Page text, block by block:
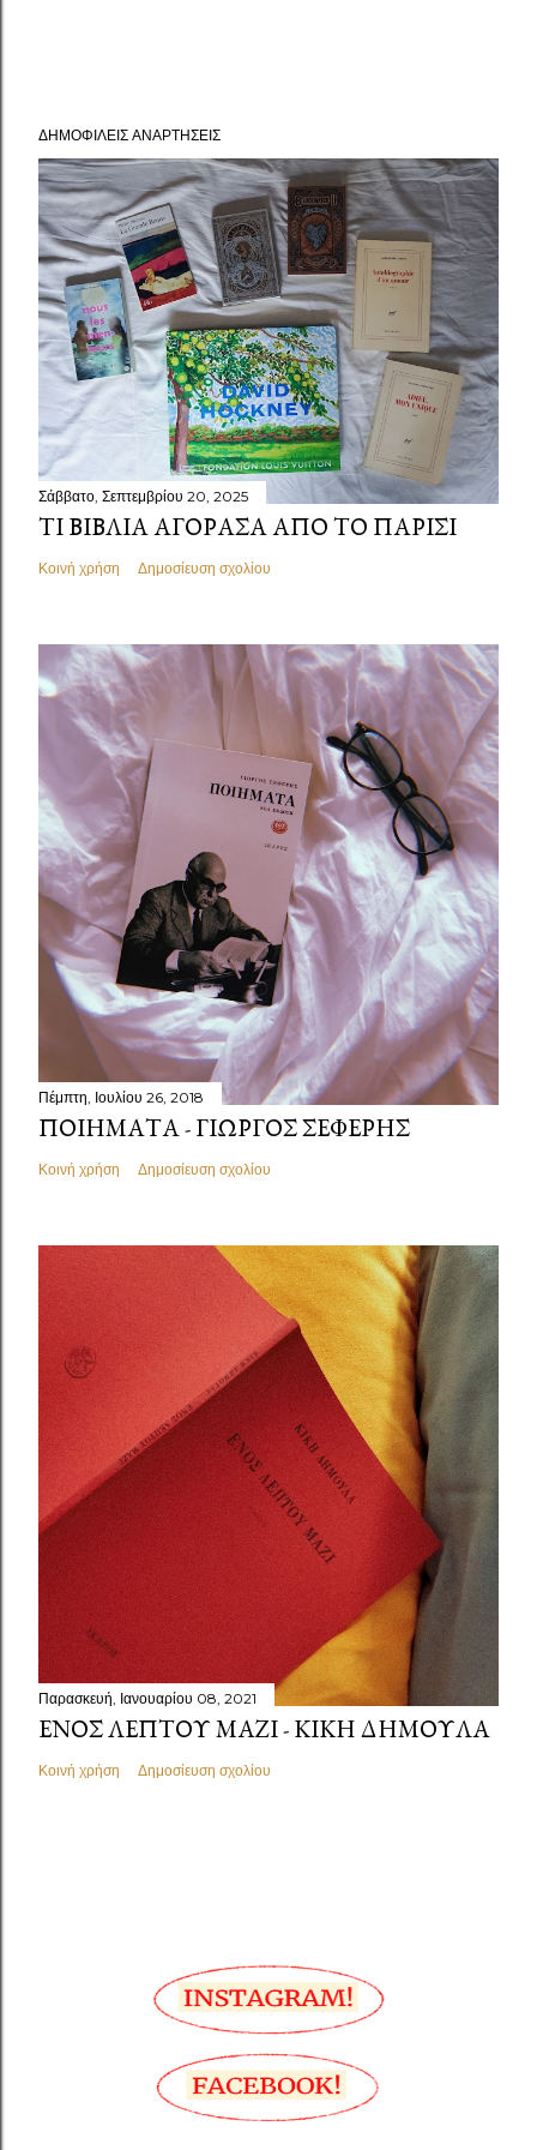
ΔΗΜΟΦΙΛΕΊΣ ΑΝΑΡΤΉΣΕΙΣ
Σάββατο, Σεπτεμβρίου 20, 2025
ΤΙ ΒΙΒΛΊΑ ΑΓΌΡΑΣΑ ΑΠΌ ΤΟ ΠΑΡΊΣΙ
Κοινή χρήση Δημοσίευση σχολίου
Πέμπτη, Ιουλίου 26, 2018
ΠΟΙΉΜΑΤΑ - ΓΙΏΡΓΟΣ ΣΕΦΈΡΗΣ
Κοινή χρήση Δημοσίευση σχολίου
Παρασκευή, Ιανουαρίου 08, 2021
ΕΝΌΣ ΛΕΠΤΟΎ ΜΑΖΊ - ΚΙΚΉ ΔΗΜΟΥΛΆ
Κοινή χρήση Δημοσίευση σχολίου